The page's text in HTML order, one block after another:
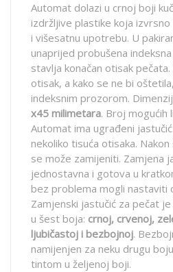
Automat dolazi u crnoj boji
izdržljive plastike koja
i višesatnu upotrebu. U
unaprijed probušena
stavlja konačan otisak
otisak, a kako se ne bi
indeksnim prozorom.
x45 milimetara. Broj mogućih
Automat ima ugrađeni
nekoliko tisuća otisaka.
se može zamijeniti. Zamjena
jednostavna i gotova u
bez problema mogli nastaviti
Zamjenski jastučić za pečat je
u šest boja: crnoj, crvenoj,
ljubičastoj i bezbojnoj.
namijenjen za neku drugu
tintom u željenoj boji.